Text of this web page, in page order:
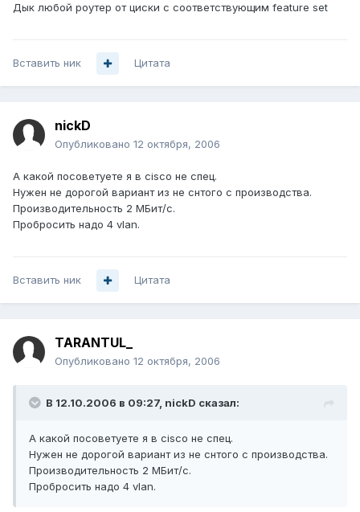
Дык любой роутер от циски с соответствующим feature set
Вставить ник Цитата
nickD
Опубликовано 12 октября, 2006
А какой посоветуете я в cisco не спец.
Нужен не дорогой вариант из не снтого с производства.
Производительность 2 МБит/c.
Пробросить надо 4 vlan.
Вставить ник Цитата
TARANTUL_
Опубликовано 12 октября, 2006
В 12.10.2006 в 09:27, nickD сказал:
А какой посоветуете я в cisco не спец.
Нужен не дорогой вариант из не снтого с производства.
Производительность 2 МБит/c.
Пробросить надо 4 vlan.